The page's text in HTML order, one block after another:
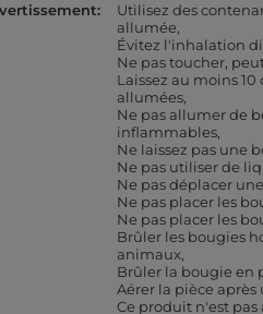
Utilisez des
allumée
Évitez l'inhalation
Ne pas toucher,
Laissez au moins
allumées
Ne pas allumer de
inflammables
Ne laissez pas une
Ne pas utiliser de
Ne pas déplacer
Ne pas placer les
Ne pas placer les
Brûler les bougies
animaux
Brûler la bougie en
Aérer la pièce
Ce produit n'est pas